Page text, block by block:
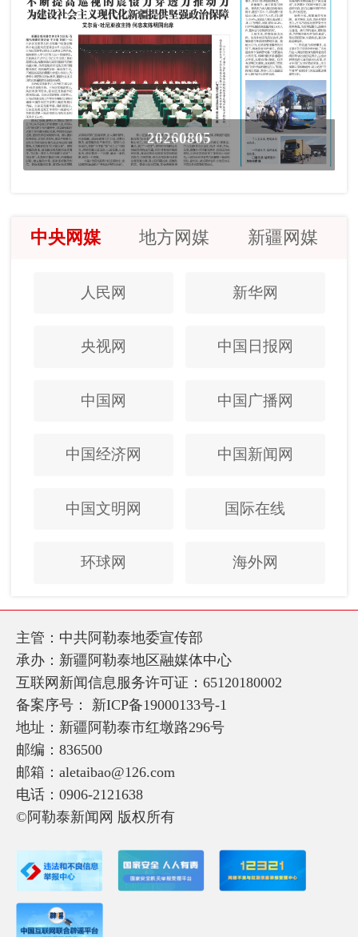
20260805
中央网媒 地方网媒 新疆网媒
人民网 新华网
央视网 中国日报网
中国网 中国广播网
中国经济网 中国新闻网
中国文明网 国际在线
环球网 海外网
主管：中共阿勒泰地委宣传部
承办：新疆阿勒泰地区融媒体中心
互联网新闻信息服务许可证：65120180002
备案序号： 新ICP备19000133号-1
地址：新疆阿勒泰市红墩路296号
邮编：836500
邮箱：aletaibao@126.com
电话：0906-2121638
©阿勒泰新闻网 版权所有